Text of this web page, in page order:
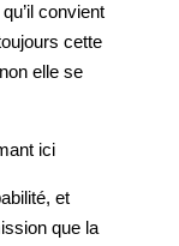
convient
cette
elle se
ici
et
que la